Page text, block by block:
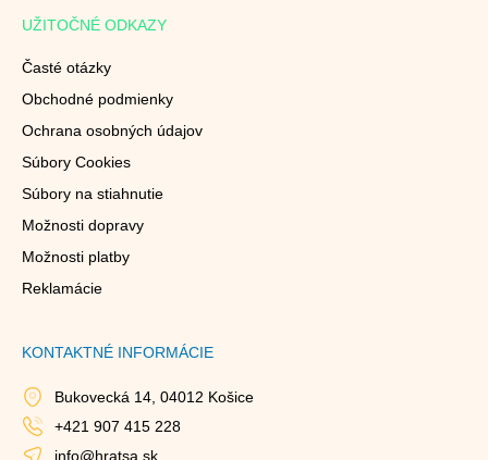
UŽITOČNÉ ODKAZY
Časté otázky
Obchodné podmienky
Ochrana osobných údajov
Súbory Cookies
Súbory na stiahnutie
Možnosti dopravy
Možnosti platby
Reklamácie
KONTAKTNÉ INFORMÁCIE
Bukovecká 14, 04012 Košice
+421 907 415 228
info@hratsa.sk